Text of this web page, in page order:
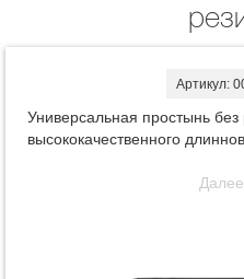
Артикул:
Универсальная простынь без
высококачественного
Далее